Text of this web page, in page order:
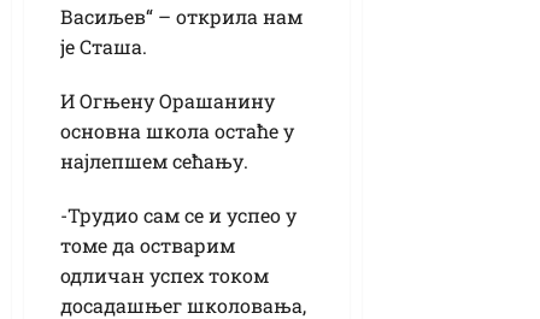
Васиљев“ – открила нам
је Сташа.
И Огњену Орашанину
основна школа остаће у
најлепшем сећању.
-Трудио сам се и успео у
томе да остварим
одличан успех током
досадашњег школовања,